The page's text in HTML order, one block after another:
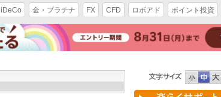
iDeCo 金・プラチナ FX CFD ロボアド ポイント投資